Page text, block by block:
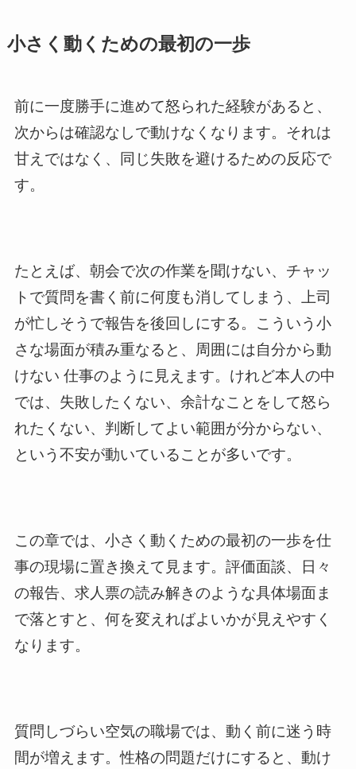
小さく動くための最初の一歩
前に一度勝手に進めて怒られた経験があると、
次からは確認なしで動けなくなります。それは
甘えではなく、同じ失敗を避けるための反応で
す。
たとえば、朝会で次の作業を聞けない、チャッ
トで質問を書く前に何度も消してしまう、上司
が忙しそうで報告を後回しにする。こういう小
さな場面が積み重なると、周囲には自分から動
けない 仕事のように見えます。けれど本人の中
では、失敗したくない、余計なことをして怒ら
れたくない、判断してよい範囲が分からない、
という不安が動いていることが多いです。
この章では、小さく動くための最初の一歩を仕
事の現場に置き換えて見ます。評価面談、日々
の報告、求人票の読み解きのような具体場面ま
で落とすと、何を変えればよいかが見えやすく
なります。
質問しづらい空気の職場では、動く前に迷う時
間が増えます。性格の問題だけにすると、動け